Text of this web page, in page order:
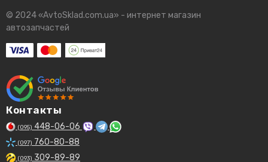
© 2024 «AvtoSklad.com.ua» - интернет магазин
автозапчастей
Контакты
(095) 448-06-06
(097) 760-80-88
(093) 309-89-89